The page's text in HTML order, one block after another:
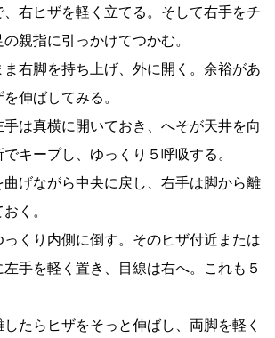
、右ヒザを軽く立てる。そして右手をチ
親指に引っかけてつかむ。
右脚を持ち上げ、外に開く。余裕があ
伸ばしてみる。
は真横に開いておき、へそが天井を向
キープし、ゆっくり５呼吸する。
曲げながら中央に戻し、右手は脚から離
く。
っくり内側に倒す。そのヒザ付近または
手を軽く置き、目線は右へ。これも５
たらヒザをそっと伸ばし、両脚を軽く